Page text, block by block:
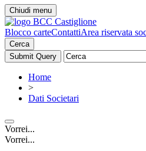
Chiudi menu
Blocco carteContattiArea riservata
Cerca
Home
>
Dati Societari
Vorrei...
Vorrei...